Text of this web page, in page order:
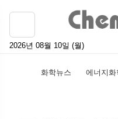
2026년 08월 10일 (월)
화학뉴스 에너지화